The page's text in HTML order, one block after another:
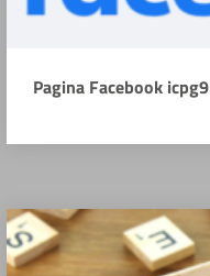
Pagina Facebook icpg9